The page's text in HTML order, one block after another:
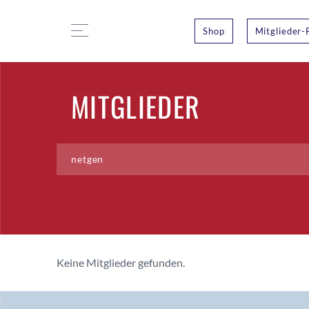
Shop Mitglieder-
MITGLIEDER
Keine Mitglieder gefunden.